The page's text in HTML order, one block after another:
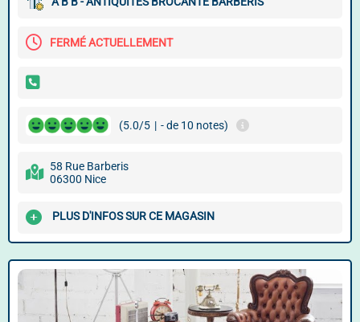
FERMÉ ACTUELLEMENT
(5.0/5 | - de 10 notes)
58 Rue Barberis
06300 Nice
PLUS D'INFOS SUR CE MAGASIN